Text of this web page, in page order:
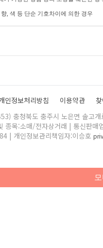
향, 색 등 단순 기호차이에 의한 경우
인정보처리방침 이용약관
충청북도 충주시 노은면 솔고
목:소매/전자상거래 | 통신판매
| 개인정보관리책임자:이승호